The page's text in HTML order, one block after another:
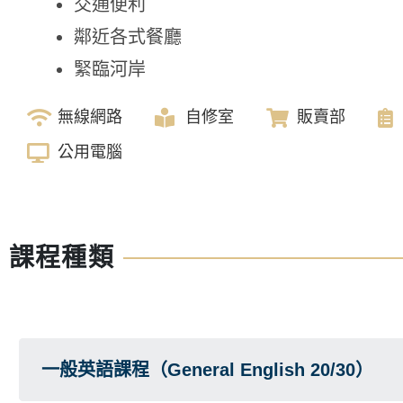
交通便利
鄰近各式餐廳
緊臨河岸
無線網路 自修室
販賣部
公用電腦
課程種類
一般英語課程（General English 20/30）